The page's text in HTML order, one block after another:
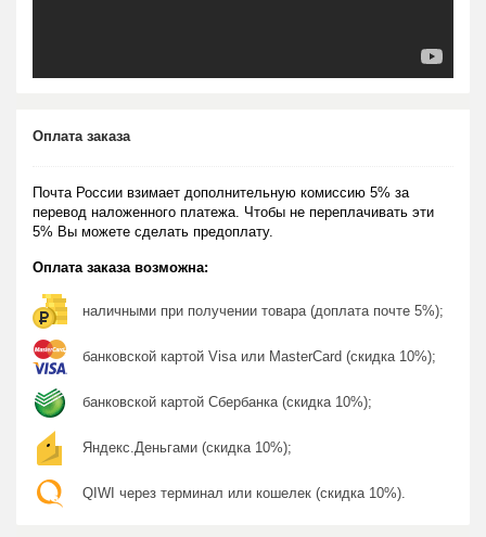
Оплата заказа
Почта России взимает дополнительную комиссию 5% за
перевод наложенного платежа. Чтобы не переплачивать эти
5% Вы можете сделать предоплату.
Оплата заказа возможна:
наличными при получении товара (доплата почте 5%);
банковской картой Visa или MasterCard (скидка 10%);
банковской картой Сбербанка (скидка 10%);
Яндекс.Деньгами (скидка 10%);
QIWI через терминал или кошелек (скидка 10%).